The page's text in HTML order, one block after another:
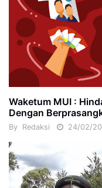
Waketum MUI :
Dengan
By Redaksi 24/02/